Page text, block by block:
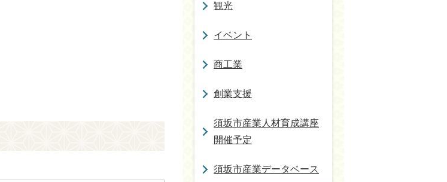
観光
イベント
商工業
創業支援
須坂市産業人材育成講座
開催予定
須坂市産業データベース